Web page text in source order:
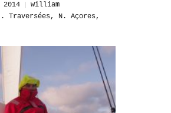
william
. Traversées, N. Açores,